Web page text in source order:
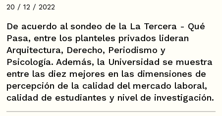
20 / 12 / 2022
De acuerdo al sondeo de la La Tercera - Qué
Pasa, entre los planteles privados lideran
Arquitectura, Derecho, Periodismo y
Psicología. Además, la Universidad se muestra
entre las diez mejores en las dimensiones de
percepción de la calidad del mercado laboral,
calidad de estudiantes y nivel de investigación.